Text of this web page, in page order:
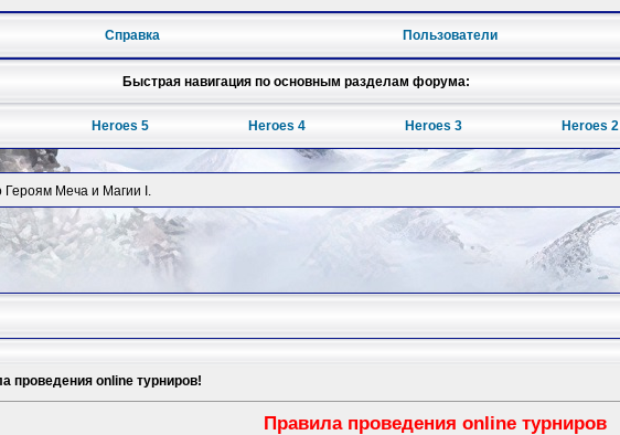
Справка Пользователи
Быстрая навигация по основным разделам форума:
Heroes 5 Heroes 4 Heroes 3 Heroes 2
Героям Меча и Магии I.
проведения online турниров!
Правила проведения online турниров